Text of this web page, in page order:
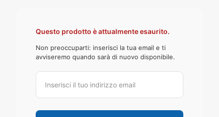
Questo prodotto è attualmente esaurito.
Non preoccuparti: inserisci la tua email e ti
avviseremo quando sarà di nuovo disponibile.